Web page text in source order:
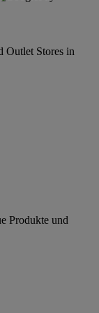
Outlet Stores in
Produkte und